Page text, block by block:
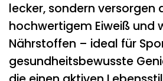
lecker, sondern versorgen
hochwertigem Eiweiß und
Nährstoffen – ideal für
gesundheitsbewusste